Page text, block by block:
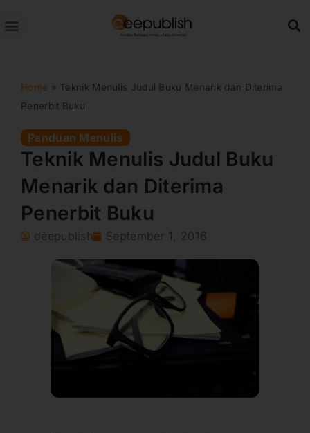
ke
Home » Teknik Menulis Judul Buku Menarik dan Diterima
Penerbit Buku
Panduan Menulis
Teknik Menulis Judul Buku
Menarik dan Diterima
Penerbit Buku
deepublish September 1, 2016